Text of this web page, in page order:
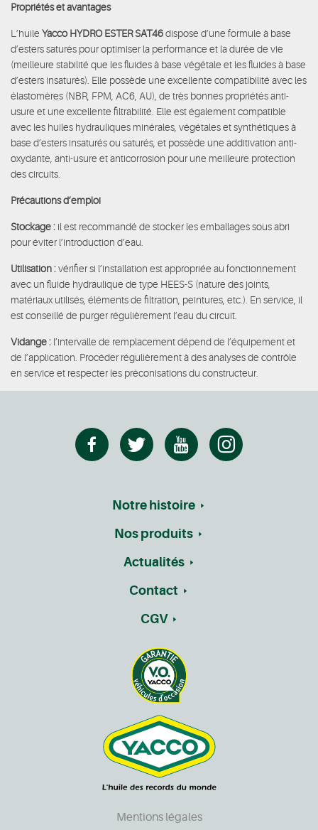
Propriétés et avantages
L’huile Yacco HYDRO ESTER SAT46dispose d’une formule à base
d’esters saturés pour optimiser la performance et la durée de vie
(meilleure stabilité que les fluides à base végétale et les fluides à base
d’esters insaturés). Elle possède une excellente compatibilité avec les
élastomères (NBR, FPM, AC6, AU), de très bonnes propriétés anti-
usure et une excellente filtrabilité. Elle est également compatible
avec les huiles hydrauliques minérales, végétales et synthétiques à
base d’esters insaturés ou saturés, et possède une additivation anti-
oxydante, anti-usure et anticorrosion pour une meilleure protection
des circuits.
Précautions d’emploi
Stockage : il est recommandé de stocker les emballages sous abri
pour éviter l’introduction d’eau.
Utilisation :vérifier si l’installation est appropriée au fonctionnement
avec un fluide hydraulique de type HEES-S (nature des joints,
matériaux utilisés, éléments de filtration, peintures, etc.). En service, il
est conseillé de purger régulièrement l’eau du circuit.
Vidange : l’intervalle de remplacement dépend de l’équipement et
de l’application. Procéder régulièrement à des analyses de contrôle
en service et respecter les préconisations du constructeur.
Notre histoire
Nos produits
Actualités
Contact
CGV
Mentions légales